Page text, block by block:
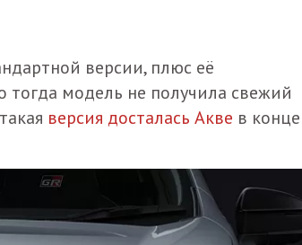
версии, плюс её
модель не получила свежий
версия досталась Акве в конце